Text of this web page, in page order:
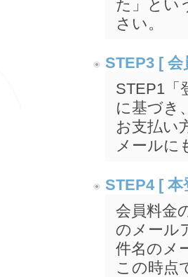
た」とい
さい。
STEP3 [
STEP1「
に基づき
お支払い
メールに
STEP4 [
会員料金
のメール
件名のメ
この時点